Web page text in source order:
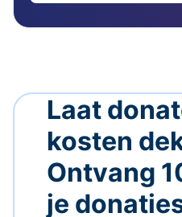
Laat
kosten
Ontvang
je